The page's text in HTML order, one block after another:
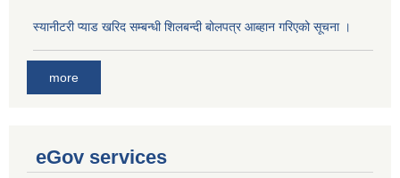
स्यानीटरी प्याड खरिद सम्बन्धी शिलबन्दी बोलपत्र आब्हान गरिएको सूचना ।
more
eGov services